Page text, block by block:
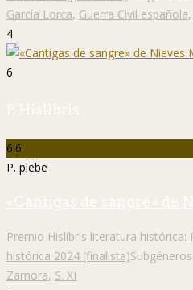
García Lorca, Guerra Civil española,
4
6
P. Hislibris
6.6
P. plebe
«Cantigas de sangre» de
Premio Hislibris literatura histórica:
histórica 2024 (finalista)Subgéneros:
Zamora, S. XI